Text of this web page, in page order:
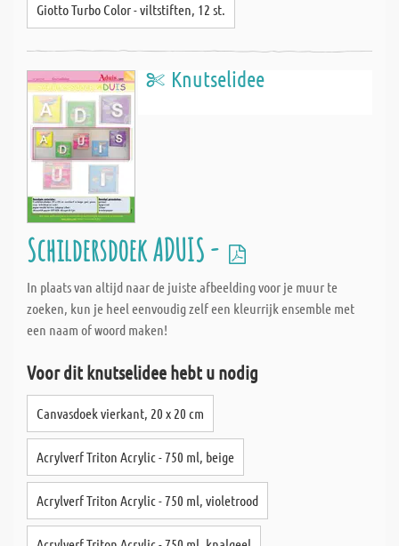
Giotto Turbo Color - viltstiften, 12 st.
Knutselidee
Schildersdoek ADUIS -
In plaats van altijd naar de juiste afbeelding voor je muur te
zoeken, kun je heel eenvoudig zelf een kleurrijk ensemble met
een naam of woord maken!
Voor dit knutselidee hebt u nodig
Canvasdoek vierkant, 20 x 20 cm
Acrylverf Triton Acrylic - 750 ml, beige
Acrylverf Triton Acrylic - 750 ml, violetrood